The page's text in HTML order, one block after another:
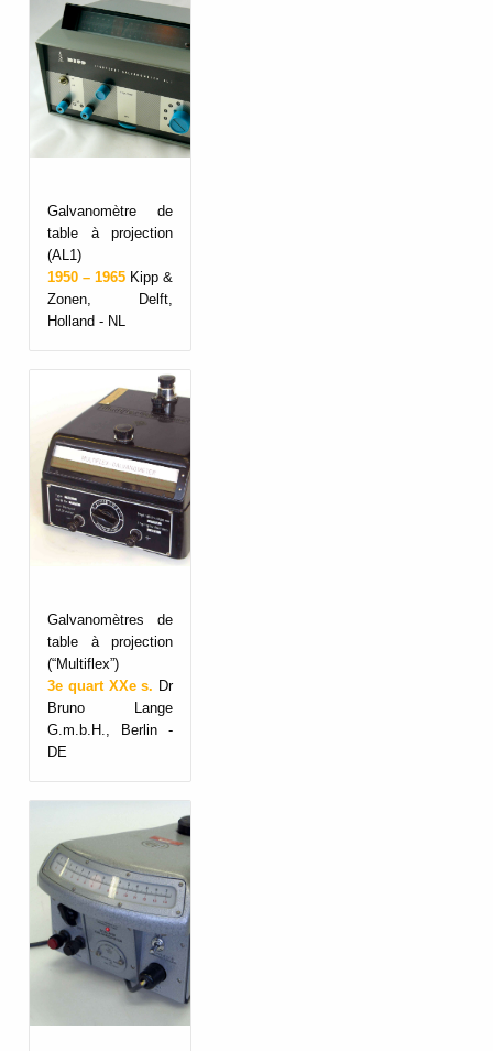
Galvanomètre de
table à projection
(AL1)
1950 – 1965 Kipp &
Zonen, Delft,
Holland - NL
Galvanomètres de
table à projection
(“Multiflex”)
3e quart XXe s. Dr
Bruno Lange
G.m.b.H., Berlin -
DE